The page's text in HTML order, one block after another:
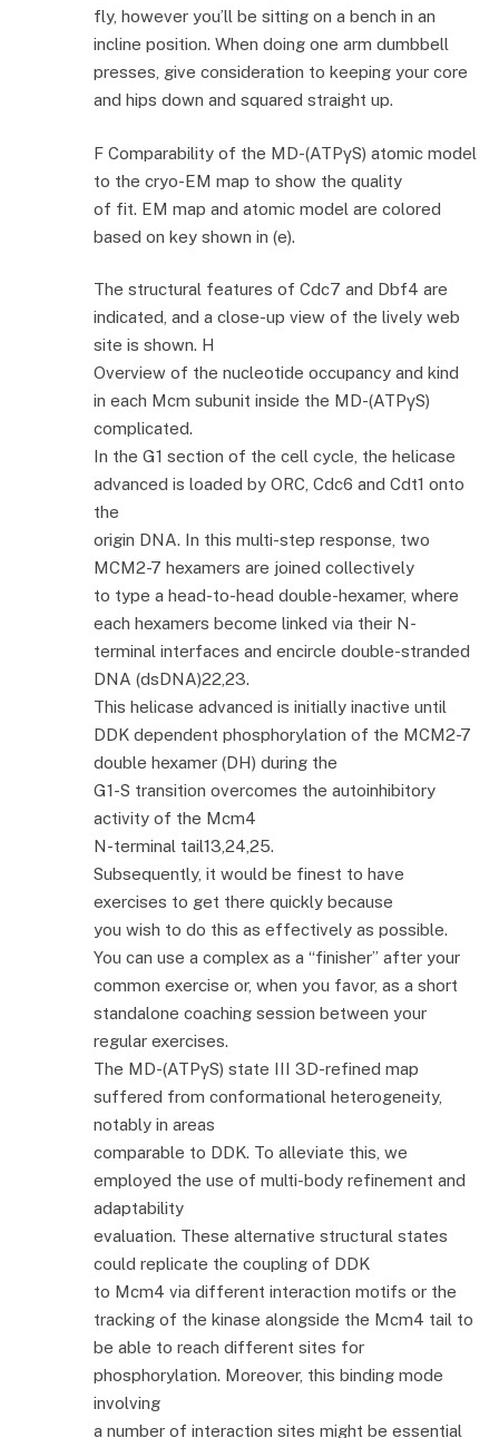
fly, however you’ll be sitting on a bench in an
incline position. When doing one arm dumbbell
presses, give consideration to keeping your core
and hips down and squared straight up.
F Comparability of the MD-(ATPγS) atomic model
to the cryo-EM map to show the quality
of fit. EM map and atomic model are colored
based on key shown in (e).
The structural features of Cdc7 and Dbf4 are
indicated, and a close-up view of the lively web
site is shown. H
Overview of the nucleotide occupancy and kind
in each Mcm subunit inside the MD-(ATPγS)
complicated.
In the G1 section of the cell cycle, the helicase
advanced is loaded by ORC, Cdc6 and Cdt1 onto
the
origin DNA. In this multi-step response, two
MCM2-7 hexamers are joined collectively
to type a head-to-head double-hexamer, where
each hexamers become linked via their N-
terminal interfaces and encircle double-stranded
DNA (dsDNA)22,23.
This helicase advanced is initially inactive until
DDK dependent phosphorylation of the MCM2-7
double hexamer (DH) during the
G1-S transition overcomes the autoinhibitory
activity of the Mcm4
N-terminal tail13,24,25.
Subsequently, it would be finest to have
exercises to get there quickly because
you wish to do this as effectively as possible.
You can use a complex as a “finisher” after your
common exercise or, when you favor, as a short
standalone coaching session between your
regular exercises.
The MD-(ATPγS) state III 3D-refined map
suffered from conformational heterogeneity,
notably in areas
comparable to DDK. To alleviate this, we
employed the use of multi-body refinement and
adaptability
evaluation. These alternative structural states
could replicate the coupling of DDK
to Mcm4 via different interaction motifs or the
tracking of the kinase alongside the Mcm4 tail to
be able to reach different sites for
phosphorylation. Moreover, this binding mode
involving
a number of interaction sites might be essential